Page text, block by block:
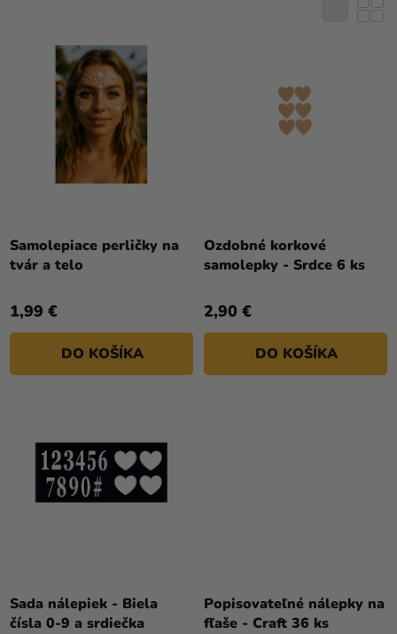
Darčeky
a merch
Sviatky
Kreatívne
potreby
Témy
O
Kontakt
T
O
Samolepiace perličky na
tvár a telo
1,99 €
DO KOŠÍKA
Ozdobné korkové
samolepky - Srdce 6 ks
2,90 €
DO KOŠÍKA
Sada nálepiek - Biela
čísla 0-9 a srdiečka
Popisovateľné nálepky na
fľaše - Craft 36 ks